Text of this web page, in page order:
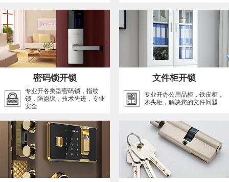
密码锁开锁
专业开各类型密码锁，指纹
锁，防盗锁，技术先进，专业
安全
文件柜开锁
专业开办公用品柜，铁皮柜，
木头柜，解决您的文件问题